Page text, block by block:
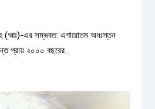
(আঃ)-এর সম্ভবত: এগারোতম অধঃস্তন
প্রায় ২০০০ বছরের...